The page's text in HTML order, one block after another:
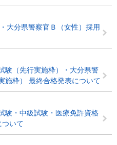
大分県警察官Ｂ（女性）採用
験（先行実施枠）・大分県警
施枠） 最終合格発表について
験・中級試験・医療免許資格
いて